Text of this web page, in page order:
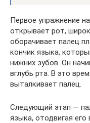
Первое упражнение
открывает рот,
оборачивает палец
кончик языка,
нижних зубов. Он
вглубь рта. В это
выталкивает палец.
Следующий этап —
языка, отодвигая его